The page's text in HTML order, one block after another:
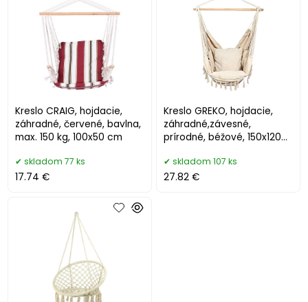
Kreslo CRAIG, hojdacie,
záhradné, červené, bavlna,
max. 150 kg, 100x50 cm
skladom 77 ks
17.74 €
Kreslo GREKO, hojdacie,
záhradné,závesné,
prírodné, béžové, 150x120
skladom 107 ks
27.82 €